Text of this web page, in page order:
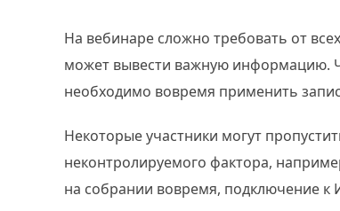
На вебинаре сложно требовать от
может вывести важную информацию.
необходимо вовремя применить
Некоторые участники могут
неконтролируемого фактора,
на собрании вовремя, подключение к